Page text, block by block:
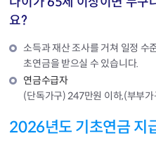
요?
소득과 재산 조사를 거쳐 일정 수
초연금을 받으실 수 있습니다.
연금수급자
(단독가구) 247만원 이하,(부부
2026년도 기초연금 지